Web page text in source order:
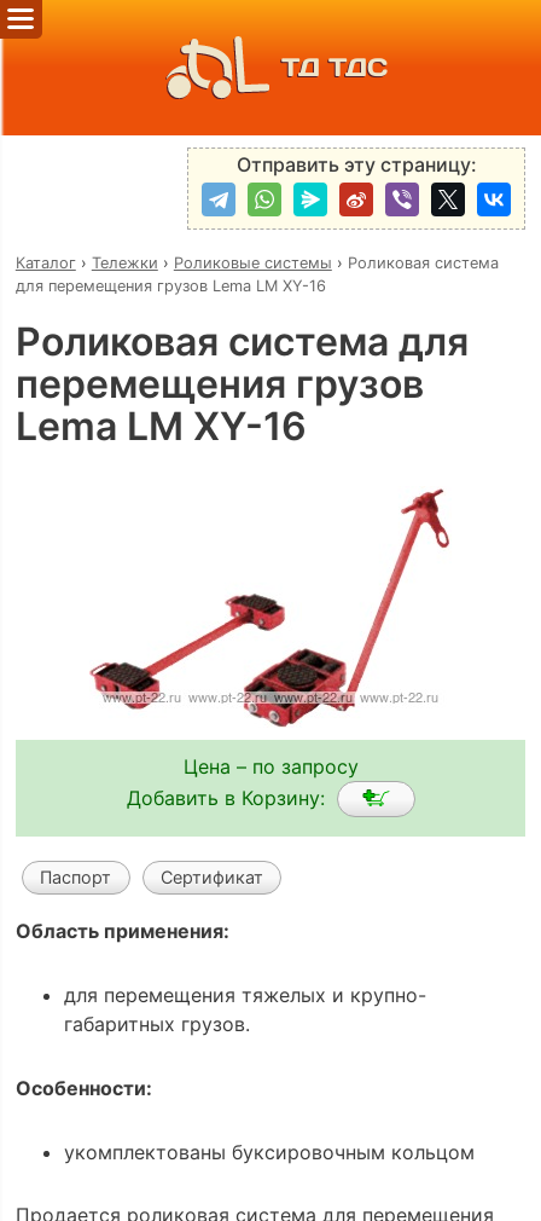
ТД ТДС
Отправить эту страницу:
Каталог› Тележки › Роликовые системы › Роликовая система
для перемещения грузов Lema LM XY-16
Роликовая система для
перемещения грузов
Lema LM XY-16
Цена – по запросу
Добавить в Корзину:
Паспорт Сертификат
Область применения:
для перемещения тяжелых и крупно-
габаритных грузов.
Особенности:
укомплектованы буксировочным кольцом
Продается роликовая система для перемещения